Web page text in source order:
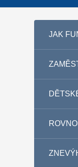
JAK